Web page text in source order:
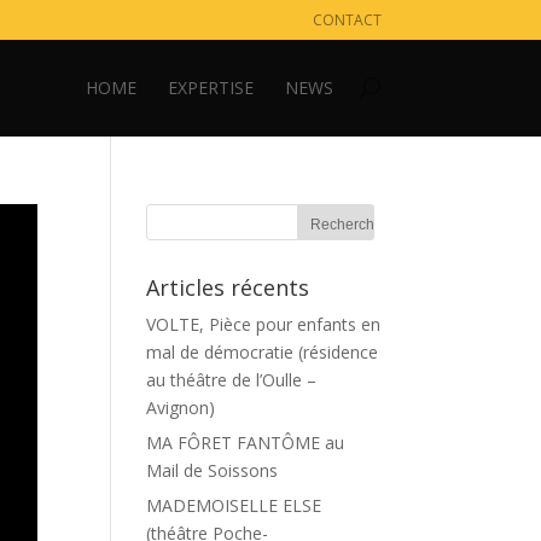
CONTACT
HOME EXPERTISE NEWS
Articles récents
VOLTE, Pièce pour enfants en
mal de démocratie (résidence
au théâtre de l’Oulle –
Avignon)
MA FÔRET FANTÔME au
Mail de Soissons
MADEMOISELLE ELSE
(théâtre Poche-